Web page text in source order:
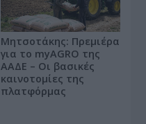
Μητσοτάκης: Πρεμιέρα
για το myAGRO της
ΑΑΔΕ – Οι βασικές
καινοτομίες της
πλατφόρμας